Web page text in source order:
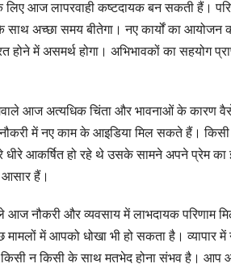
लिए आज लापरवाही कष्टदायक बन सकती हैं।
अच्छा समय बीतेगा। नए कार्यों का आयोजन
में असमर्थ होगा। अभिभावकों का सहयोग
आज अत्यधिक चिंता और भावनाओं के कारण
में नए काम के आइडिया मिल सकते हैं।
आकर्षित हो रहे थे उसके सामने अपने प्रेम का
आसार हैं।
आज नौकरी और व्यवसाय में लाभदायक परिणाम
में आपको धोखा भी हो सकता है। व्यापार
किसी न किसी के साथ मतभेद होना संभव है। आप